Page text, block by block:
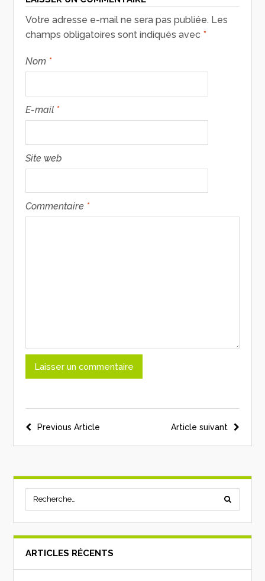
Votre adresse e-mail ne sera pas publiée. Les
champs obligatoires sont indiqués avec *
Nom *
E-mail *
Site web
Commentaire *
Article suivant
Previous Article
ARTICLES RÉCENTS